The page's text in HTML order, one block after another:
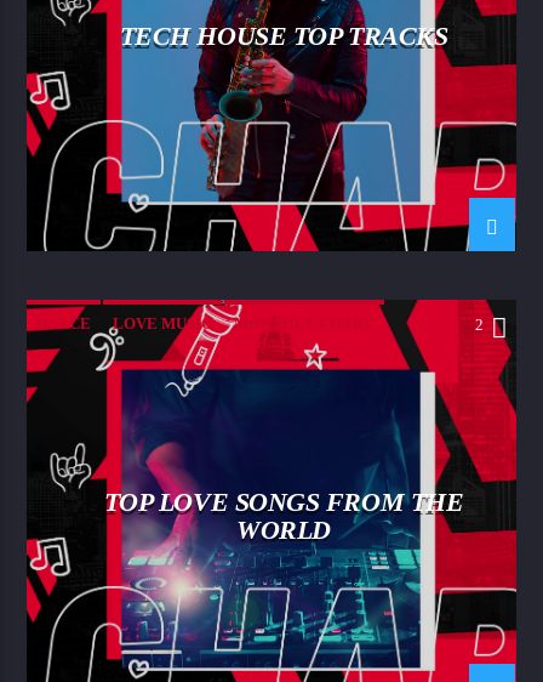
TECH HOUSE TOP TRACKS
DANCE LOVE MUSIC MONTHLY CHART
SPRING CHART
2
TOP LOVE SONGS FROM THE
WORLD